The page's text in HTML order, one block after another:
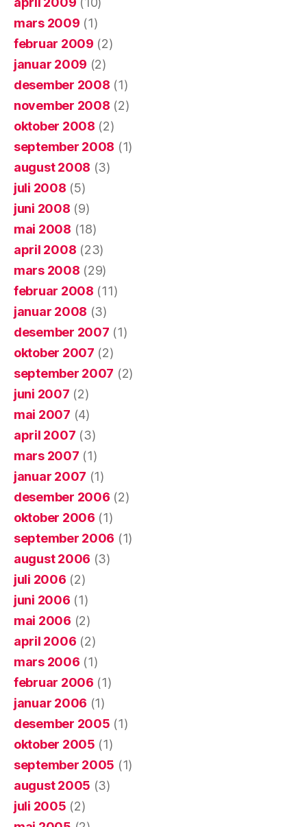
mars 2009 (1)
februar 2009 (2)
januar 2009 (2)
desember 2008 (1)
november 2008 (2)
oktober 2008 (2)
september 2008 (1)
august 2008 (3)
juli 2008 (5)
juni 2008 (9)
mai 2008 (18)
april 2008 (23)
mars 2008 (29)
februar 2008 (11)
januar 2008 (3)
desember 2007 (1)
oktober 2007 (2)
september 2007 (2)
juni 2007 (2)
mai 2007 (4)
april 2007 (3)
mars 2007 (1)
januar 2007 (1)
desember 2006 (2)
oktober 2006 (1)
september 2006 (1)
august 2006 (3)
juli 2006 (2)
juni 2006 (1)
mai 2006 (2)
april 2006 (2)
mars 2006 (1)
februar 2006 (1)
januar 2006 (1)
desember 2005 (1)
oktober 2005 (1)
september 2005 (1)
august 2005 (3)
juli 2005 (2)